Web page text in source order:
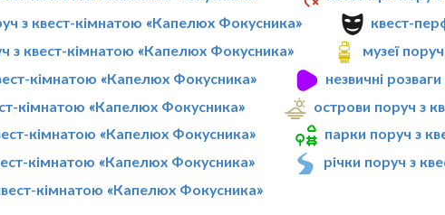
з квест-кімнатою «Капелюх Фокусника»
квест-
з квест-кімнатою «Капелюх Фокусника»
музеї
кімнатою «Капелюх Фокусника»
незвичні
кімнатою «Капелюх Фокусника»
острови поруч з
кімнатою «Капелюх Фокусника»
парки поруч з
кімнатою «Капелюх Фокусника»
річки поруч з
кімнатою «Капелюх Фокусника»